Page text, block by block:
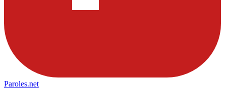
Paroles.net